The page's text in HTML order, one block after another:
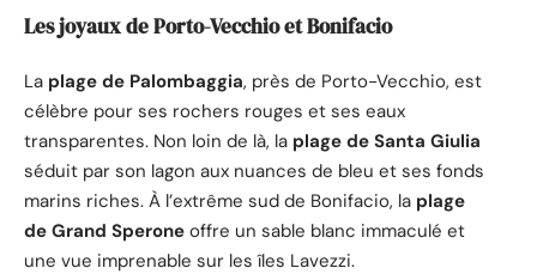
Les joyaux de Porto-Vecchio et Bonifacio
La plage de Palombaggia, près de Porto-Vecchio, est
célèbre pour ses rochers rouges et ses eaux
transparentes. Non loin de là, la plage de Santa Giulia
séduit par son lagon aux nuances de bleu et ses fonds
marins riches. À l’extrême sud de Bonifacio, la plage
de Grand Sperone offre un sable blanc immaculé et
une vue imprenable sur les îles Lavezzi.